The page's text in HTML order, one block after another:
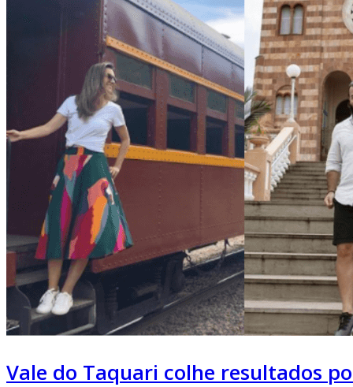
Vale do Taquari colhe resultados